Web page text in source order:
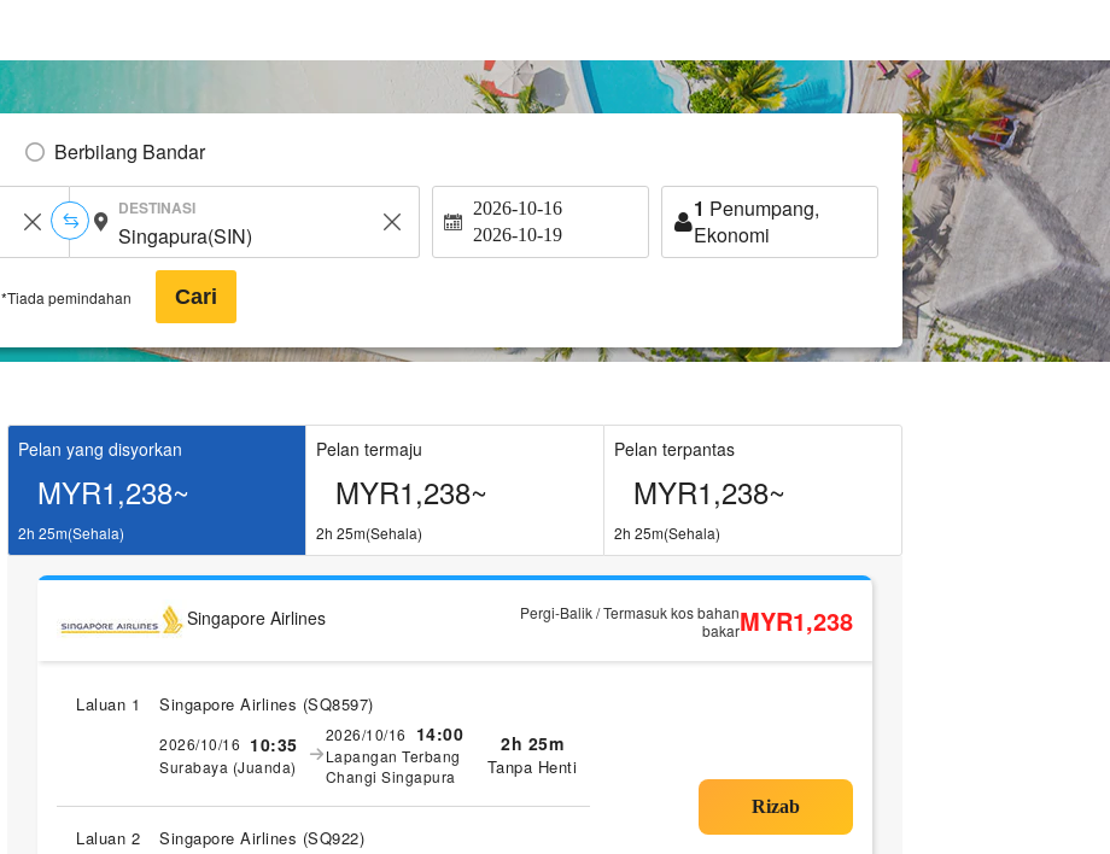
Berbilang Bandar
DESTINASI 2026-10-16
2026-10-19
1 Penumpang,
Ekonomi
*Tiada pemindahan Cari
Pelan yang disyorkan
MYR1,238~
2h 25m(Sehala)
Pelan termaju
MYR1,238~
2h 25m(Sehala)
Pelan terpantas
MYR1,238~
2h 25m(Sehala)
Singapore Airlines
Pergi-Balik / Termasuk kos bahan
bakarMYR1,238
Laluan 1 Singapore Airlines (SQ8597)
2026/10/16 10:35
Surabaya (Juanda)
2026/10/16 14:00
Lapangan Terbang
Changi Singapura
2h 25m
Tanpa Henti
Laluan 2 Singapore Airlines (SQ922)